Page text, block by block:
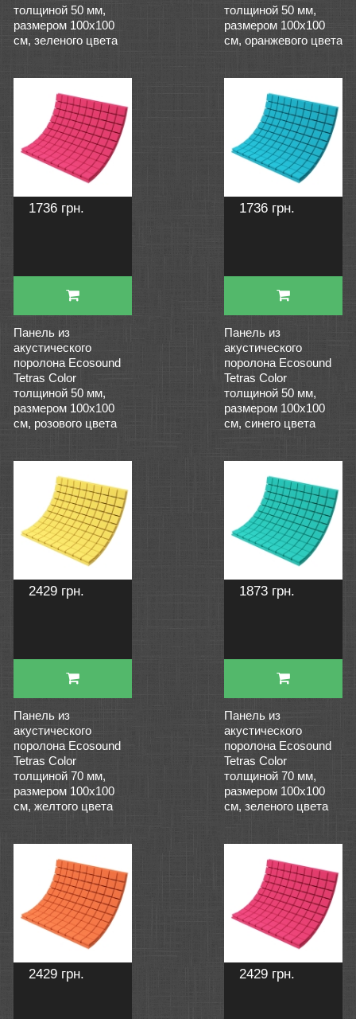
толщиной 50 мм,
размером 100х100
см, зеленого цвета
толщиной 50 мм,
размером 100х100
см, оранжевого цвета
1736 грн.
Панель из
акустического
поролона Ecosound
Tetras Color
толщиной 50 мм,
размером 100х100
см, розового цвета
1736 грн.
Панель из
акустического
поролона Ecosound
Tetras Color
толщиной 50 мм,
размером 100х100
см, синего цвета
2429 грн.
Панель из
акустического
поролона Ecosound
Tetras Color
толщиной 70 мм,
размером 100х100
см, желтого цвета
1873 грн.
Панель из
акустического
поролона Ecosound
Tetras Color
толщиной 70 мм,
размером 100х100
см, зеленого цвета
2429 грн. 2429 грн.